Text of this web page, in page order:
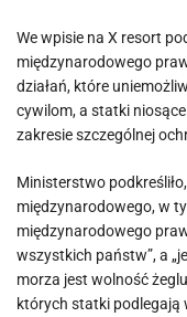
We wpisie na X resort
międzynarodowego
działań, które
cywilom, a statki
zakresie szczególnej
Ministerstwo
międzynarodowego, w
międzynarodowego
wszystkich państw”, a
morza jest wolność
których statki podlegają